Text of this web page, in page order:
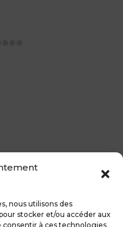
nous utilisons des
stocker et/ou accéder aux
consentir à ces technologies
Avec le sourire :)
rendez-...